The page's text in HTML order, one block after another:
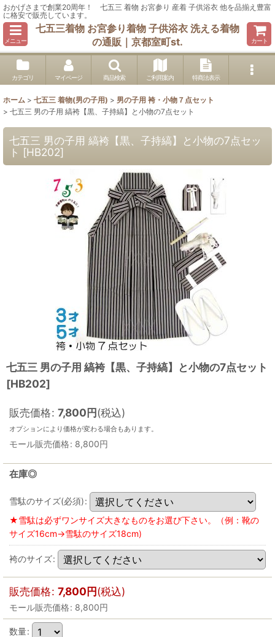
おかげさまで創業20周年！ 七五三 着物 お宮参り 産着 子供浴衣 他を品揃え豊富
に格安で販売しています。
メニュー
七五三着物 お宮参り着物 子供浴衣 洗える着物
の通販｜京都室町st.
カート
カテゴリ マイページ 商品検索 ご利用案内 特商法表示
ホーム > 七五三 着物(男の子用) > 男の子用 袴・小物７点セット
> 七五三 男の子用 縞袴【黒、子持縞】と小物の7点セット
七五三 男の子用 縞袴【黒、子持縞】と小物の7点セッ
ト [HB202]
七五三 男の子用 縞袴【黒、子持縞】と小物の7点セット
[HB202]
販売価格: 7,800円(税込)
オプションにより価格が変わる場合もあります。
モール販売価格: 8,800円
在庫◎
雪駄のサイズ(必須):
★雪駄は必ずワンサイズ大きなものをお選び下さい。（例：靴の
サイズ16cm→雪駄のサイズ18cm)
袴のサイズ:
販売価格: 7,800円(税込)
モール販売価格: 8,800円
数量: